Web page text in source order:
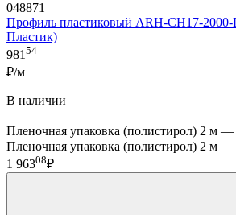
048871
Профиль пластиковый ARH-CH17-
Пластик)
98154
₽/м
В наличии
Пленочная упаковка (полистирол) 2 м —
Пленочная упаковка (полистирол) 2 м
1 96308₽